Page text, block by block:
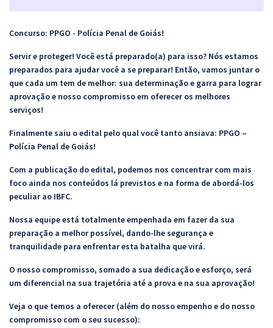
Concurso: PPGO - Polícia Penal de Goiás!
Servir e proteger! Você está preparado(a) para isso? Nós estamos
preparados para ajudar você a se preparar! Então, vamos juntar o
que cada um tem de melhor: sua determinação e garra para lograr
aprovação e nosso compromisso em oferecer os melhores
serviços!
Finalmente saiu o edital pelo qual você tanto ansiava: PPGO –
Polícia Penal de Goiás!
Com a publicação do edital, podemos nos concentrar com mais
foco ainda nos conteúdos lá previstos e na forma de abordá-los
peculiar ao IBFC.
Nossa equipe está totalmente empenhada em fazer da sua
preparação a melhor possível, dando-lhe segurança e
tranquilidade para enfrentar esta batalha que virá.
O nosso compromisso, somado a sua dedicação e esforço, será
um diferencial na sua trajetória até a prova e na sua aprovação!
Veja o que temos a oferecer (além do nosso empenho e do nosso
compromisso com o seu sucesso):